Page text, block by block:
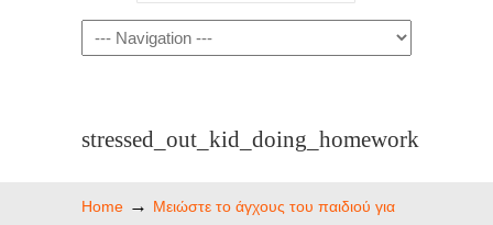
stressed_out_kid_doing_homework
Home → Μειώστε το άγχους του παιδιού για